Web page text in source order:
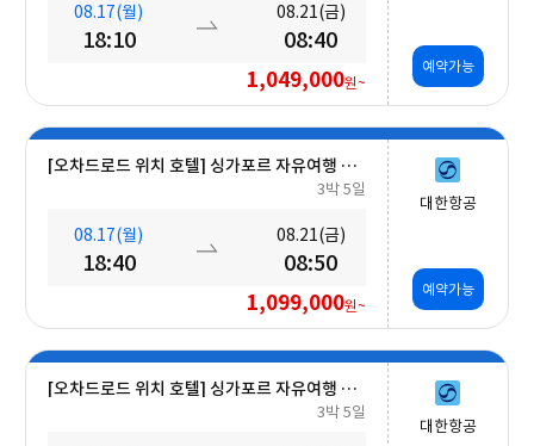
08.17(월)
18:10
08.21(금)
08:40
1,049,000원~
예약가능
[오차드로드 위치 호텔] 싱가포르 자유여행 5일 #조식포함
3박 5일
08.17(월)
18:40
08.21(금)
08:50
1,099,000원~
대한항공
예약가능
[오차드로드 위치 호텔] 싱가포르 자유여행 5일 #조식포함
3박 5일
대한항공